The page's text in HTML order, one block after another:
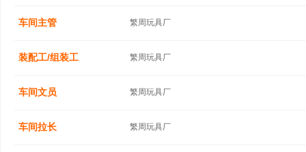
车间主管 繁周玩具厂
装配工/组装工 繁周玩具厂
车间文员 繁周玩具厂
车间拉长 繁周玩具厂